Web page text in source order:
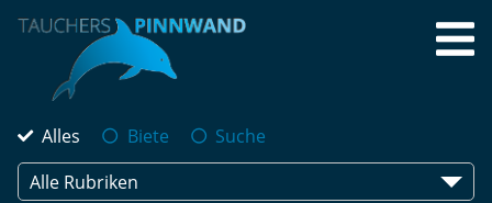
Alles Biete
Suche
Alle Rubriken